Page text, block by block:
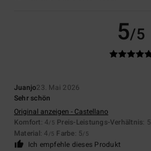
5/5
Juanjo23. Mai 2026
Sehr schön
Original anzeigen - Castellano
Komfort: 4/5 Preis-Leistungs-Verhältnis: 5
Material: 4 /5 Farbe: 5/5
Ich empfehle dieses Produkt